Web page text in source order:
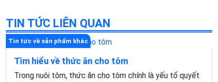
TIN TỨC LIÊN QUAN
Tin tức về sản phẩm khác
Tìm hiểu về thức ăn cho tôm
Trong nuôi tôm, thức ăn cho tôm chính là yếu tố quyết